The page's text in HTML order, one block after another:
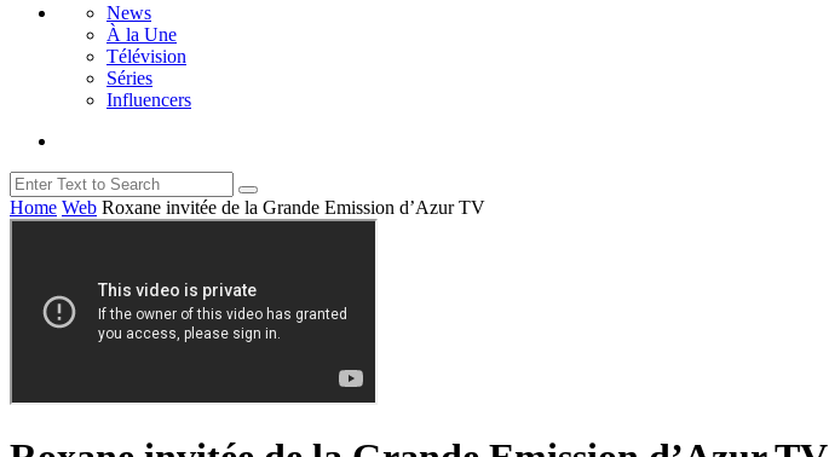
News
À la Une
Télévision
Séries
Influencers
Home Web Roxane invitée de la Grande Emission d’Azur TV